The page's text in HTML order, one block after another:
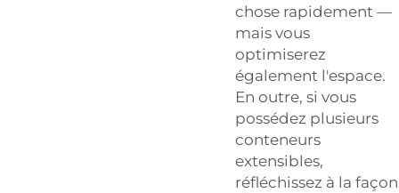
chose rapidement —
mais vous
optimiserez
également l'espace.
En outre, si vous
possédez plusieurs
conteneurs
extensibles,
réfléchissez à la façon